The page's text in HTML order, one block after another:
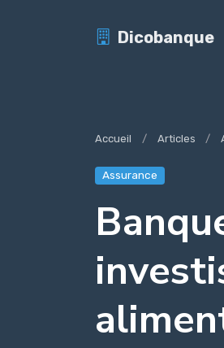
Dicobanque
Accueil Articles
Assurance